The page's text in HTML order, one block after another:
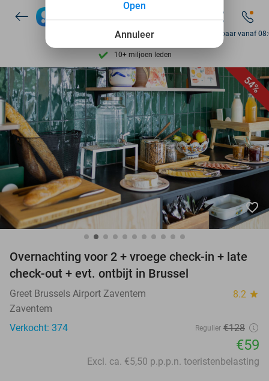
7 dagen per week beschikbaar
10+ miljoen leden
9,4 op basis van
Ontdek 15.000+ deals
7 dagen per week beschikbaar
10+ miljoen leden
Bereikbaar vanaf
54%
favorite_border
Overnachting voor 2 + vroege check-in + late
check-out + evt. ontbijt in Brussel
Greet Brussels Airport Zaventem 8.2 star
Zaventem
Verkocht: 374
Regulier €128
€59
Excl. ca. €5,50 p.p.p.n. toeristenbelasting
Annuleer
Open